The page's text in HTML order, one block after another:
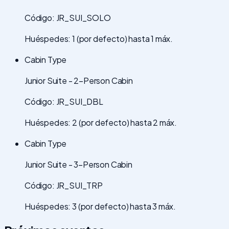
Código: JR_SUI_SOLO
Huéspedes: 1 (por defecto) hasta 1 máx.
Cabin Type
Junior Suite - 2-Person Cabin
Código: JR_SUI_DBL
Huéspedes: 2 (por defecto) hasta 2 máx.
Cabin Type
Junior Suite - 3-Person Cabin
Código: JR_SUI_TRP
Huéspedes: 3 (por defecto) hasta 3 máx.